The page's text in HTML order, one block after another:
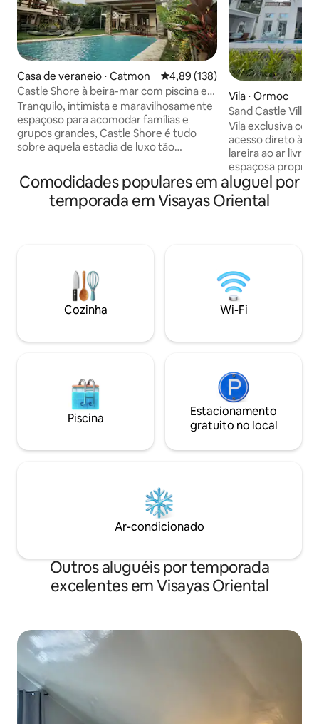
Casa de veraneio ⋅ Catmon 4,89 de uma avaliação média de
4,89 (138)
Castle Shore à beira-mar com piscina e
banheira de água salgada
Tranquilo, intimista e maravilhosamente
espaçoso para acomodar famílias e
grupos grandes, Castle Shore é tudo
sobre aquela estadia de luxo tão
este anúncio apresenta uma casa
principal e uma vila com vista para o mar.
Os viajantes podem mergulhar em sua
aproveitar ao máximo a praia. Caiaques
estão disponíveis para aventureiros do
mar, um deck para banhos de sol e uma
piscina para mergulhar em um dia
Vila ⋅ Ormoc
Sand Castle Villa -
cristalina
Vila exclusiva
acesso direto à
lareira ao ar livre.
espaçosa
para a Baía de
em estilo resort
inesquecíveis
— mais do que
próprio refúgio de luxo.
toalhas, Wi-Fi,
estacionamento
Comodidades populares em aluguel por
temporada em Visayas Oriental
Cozinha Wi-Fi
Piscina
Estacionamento
gratuito no local
Ar-condicionado
Outros aluguéis por temporada
excelentes em Visayas Oriental